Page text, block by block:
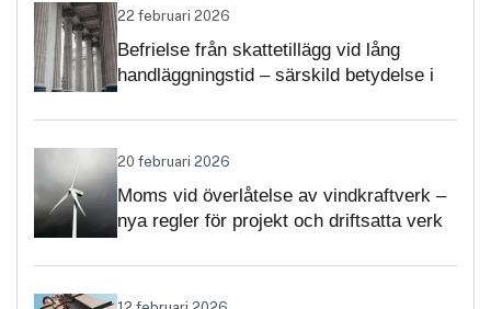
22 februari 2026
Befrielse från skattetillägg vid lång
handläggningstid – särskild betydelse i
20 februari 2026
Moms vid överlåtelse av vindkraftverk –
nya regler för projekt och driftsatta verk